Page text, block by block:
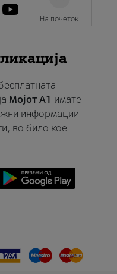
На почеток
Мојот A1 имате
информации
во било кое